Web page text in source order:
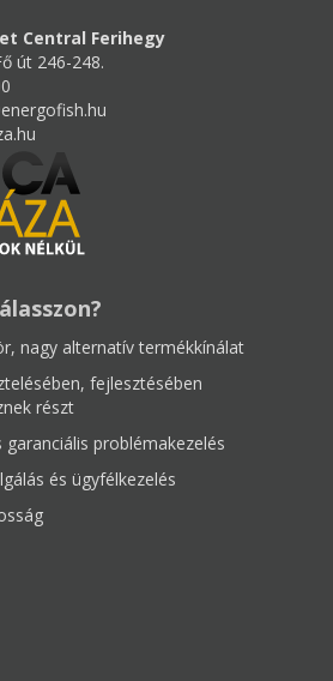
Central Ferihegy
út 246-248.
nagy alternatív termékkínálat
fejlesztésében
részt
garanciális problémakezelés
és ügyfélkezelés